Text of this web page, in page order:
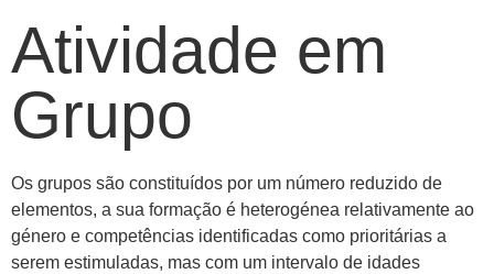
Os grupos são constituídos por um número reduzido de
elementos, a sua formação é heterogénea relativamente ao
género e competências identificadas como prioritárias a
serem estimuladas, mas com um intervalo de idades
Atividade em
Grupo